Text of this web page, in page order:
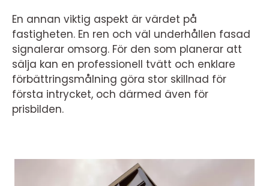
En annan viktig aspekt är värdet på
fastigheten. En ren och väl underhållen fasad
signalerar omsorg. För den som planerar att
sälja kan en professionell tvätt och enklare
förbättringsmålning göra stor skillnad för
första intrycket, och därmed även för
prisbilden.